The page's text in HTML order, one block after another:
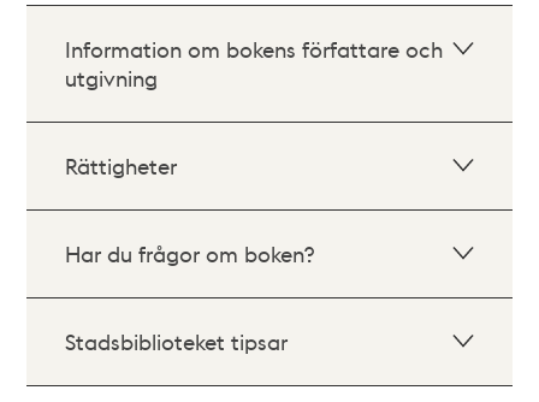
Information om bokens författare och
utgivning
Rättigheter
Har du frågor om boken?
Stadsbiblioteket tipsar